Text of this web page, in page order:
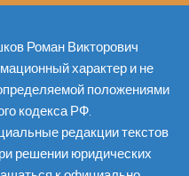
Роман Викторович
характер и не
положениями
кодекса РФ.
редакции текстов
решении юридических